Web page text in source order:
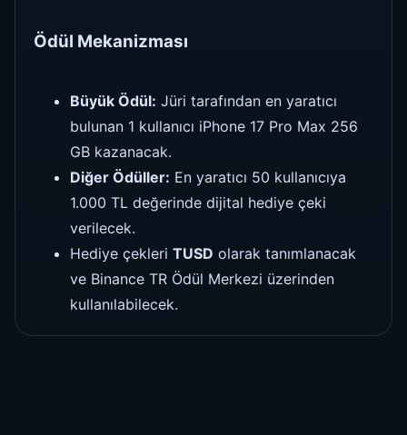
Ödül Mekanizması
Büyük Ödül: Jüri tarafından en yaratıcı
bulunan 1 kullanıcı iPhone 17 Pro Max 256
GB kazanacak.
Diğer Ödüller: En yaratıcı 50 kullanıcıya
1.000 TL değerinde dijital hediye çeki
verilecek.
Hediye çekleri TUSD olarak tanımlanacak
ve Binance TR Ödül Merkezi üzerinden
kullanılabilecek.